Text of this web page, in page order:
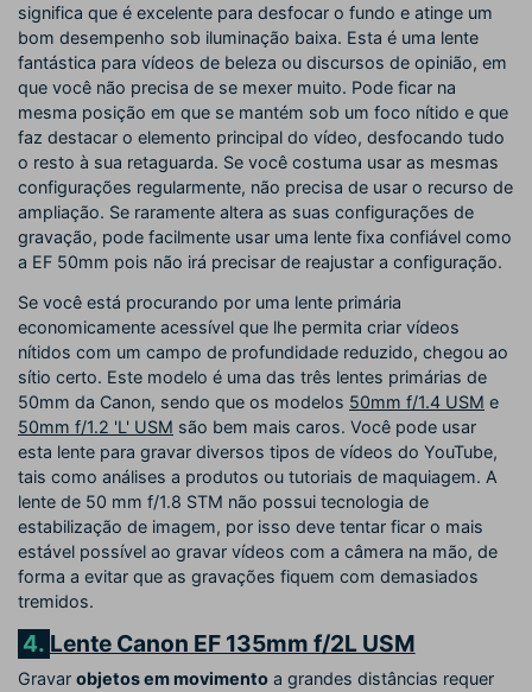
significa que é excelente para desfocar o fundo e atinge um
bom desempenho sob iluminação baixa. Esta é uma lente
fantástica para vídeos de beleza ou discursos de opinião, em
que você não precisa de se mexer muito. Pode ficar na
mesma posição em que se mantém sob um foco nítido e que
faz destacar o elemento principal do vídeo, desfocando tudo
o resto à sua retaguarda. Se você costuma usar as mesmas
configurações regularmente, não precisa de usar o recurso de
ampliação. Se raramente altera as suas configurações de
gravação, pode facilmente usar uma lente fixa confiável como
a EF 50mm pois não irá precisar de reajustar a configuração.
Se você está procurando por uma lente primária
economicamente acessível que lhe permita criar vídeos
nítidos com um campo de profundidade reduzido, chegou ao
sítio certo. Este modelo é uma das três lentes primárias de
50mm da Canon, sendo que os modelos 50mm f/1.4 USM e
50mm f/1.2 'L' USM são bem mais caros. Você pode usar
esta lente para gravar diversos tipos de vídeos do YouTube,
tais como análises a produtos ou tutoriais de maquiagem. A
lente de 50 mm f/1.8 STM não possui tecnologia de
estabilização de imagem, por isso deve tentar ficar o mais
estável possível ao gravar vídeos com a câmera na mão, de
forma a evitar que as gravações fiquem com demasiados
tremidos.
4. Lente Canon EF 135mm f/2L USM
Gravar objetos em movimento a grandes distâncias requer